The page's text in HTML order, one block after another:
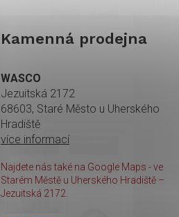
Kamenná prodejna
WASCO
Jezuitská 2172
68603, Staré Město u Uherského
Hradiště
více informací
Najdete nás také na Google Maps - ve
Starém Městě u Uherského Hradiště –
Jezuitská 2172.